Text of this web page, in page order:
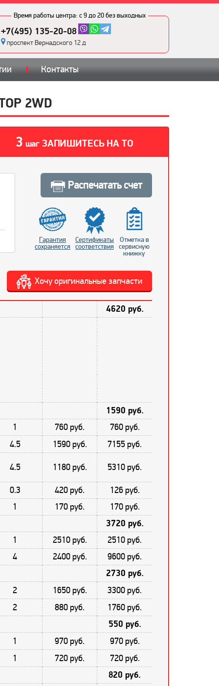
Время работы центра: с 9 до 20 без выходных
+7(495) 135-20-08
проспект Вернадского 12 д
Контакты
2WD
3 шаг ЗАПИШИТЕСЬ НА ТО
Распечатать счет
Гарантия
сохраняется
Сертификаты
соответствия
Отметка в
сервисную
книжку
Хочу оригинальные запчасти
4620 руб.
1590 руб.
1 760 руб.
760 руб.
4.5
1590 руб. 7155 руб.
4.5 1180 руб. 5310 руб.
0.3 420 руб.
126 руб.
1
170 руб. 170 руб.
3720 руб.
1 2510 руб.
2510 руб.
4
2400 руб. 9600 руб.
2730 руб.
2 1650 руб.
3300 руб.
2
880 руб. 1760 руб.
550 руб.
1 970 руб.
970 руб.
1
720 руб. 720 руб.
820 руб.